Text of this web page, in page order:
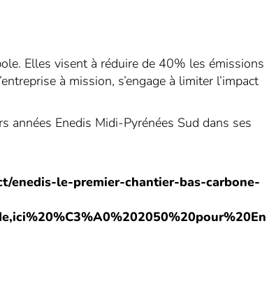
Elles visent à réduire de 40% les émissions
à mission, s’engage à limiter l’impact
années Enedis Midi-Pyrénées Sud dans ses
enedis-le-premier-chantier-bas-carbone-